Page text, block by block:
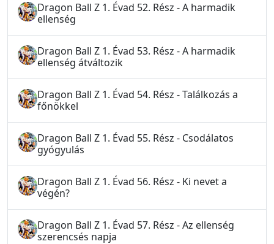
Dragon Ball Z 1. Évad 52. Rész - A harmadik
ellenség
Dragon Ball Z 1. Évad 53. Rész - A harmadik
ellenség átváltozik
Dragon Ball Z 1. Évad 54. Rész - Találkozás a
főnökkel
Dragon Ball Z 1. Évad 55. Rész - Csodálatos
gyógyulás
Dragon Ball Z 1. Évad 56. Rész - Ki nevet a
végén?
Dragon Ball Z 1. Évad 57. Rész - Az ellenség
szerencsés napja